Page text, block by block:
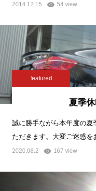
2014.12.15 54 view
featured
夏季
誠に勝手ながら本年度の
ただきます。大変ご迷惑
2020.08.2 167 view